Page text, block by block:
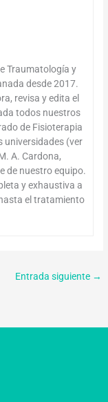
Traumatología y
desde 2017.
revisa y edita el
todos nuestros
de Fisioterapia
universidades (ver
A. Cardona,
de nuestro equipo.
y exhaustiva a
el tratamiento
Entrada siguiente →